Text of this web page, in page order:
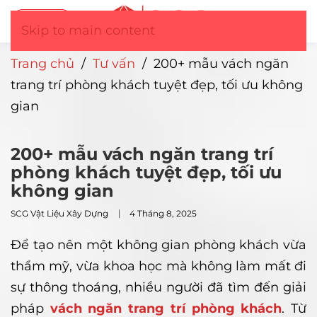
Skip to main content
Trang chủ / Tư vấn / 200+ mẫu vách ngăn
trang trí phòng khách tuyệt đẹp, tối ưu không
gian
200+ mẫu vách ngăn trang trí
phòng khách tuyệt đẹp, tối ưu
không gian
SCG Vật Liệu Xây Dựng 4 Tháng 8, 2025
Để tạo nên một không gian phòng khách vừa
thẩm mỹ, vừa khoa học mà không làm mất đi
sự thông thoáng, nhiều người đã tìm đến giải
pháp vách ngăn trang trí phòng khách. Từ